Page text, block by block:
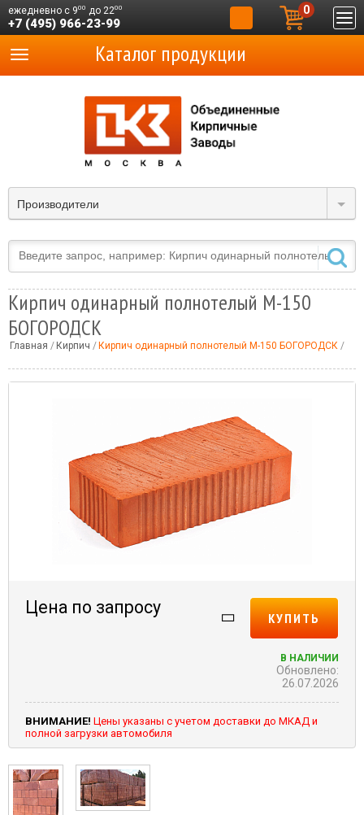
ежедневно с 900 до 2200
+7 (495) 966-23-99
0
Производители
Каталог продукции
Кирпич одинарный полнотелый М-150
БОГОРОДСК
Главная Кирпич Кирпич одинарный полнотелый М-150 БОГОРОДСК
Цена по запросу
КУПИТЬ
В НАЛИЧИИ
Обновлено:
26.07.2026
ВНИМАНИЕ! Цены указаны с учетом доставки до МКАД и
полной загрузки автомобиля